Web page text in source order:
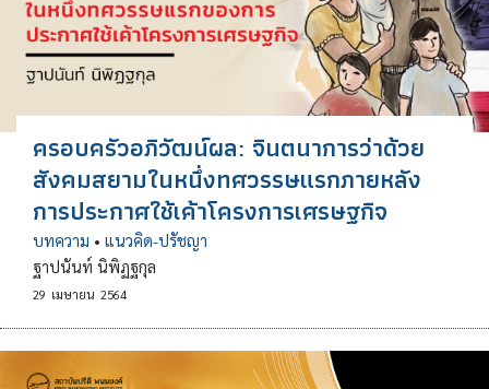
ครอบครัวอภิวัฒน์ผล: จินตนาการว่าด้วย
สังคมสยามในหนึ่งทศวรรษแรกภายหลัง
การประกาศใช้เค้าโครงการเศรษฐกิจ
บทความ • แนวคิด-ปรัชญา
ฐาปนันท์ นิพิฏฐกุล
29 เมษายน 2564